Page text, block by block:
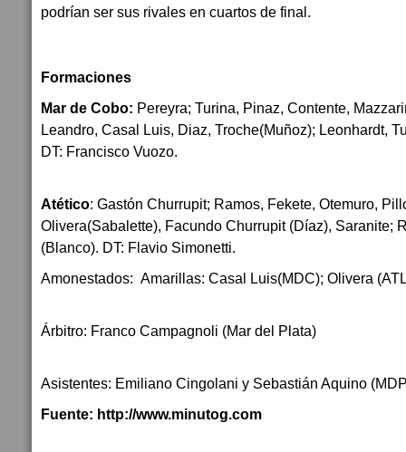
podrían ser sus rivales en cuartos de final.
Formaciones
Mar de Cobo: Pereyra; Turina, Pinaz, Contente,
Leandro, Casal Luis, Diaz, Troche(Muñoz); Leonhardt,
DT: Francisco Vuozo.
Atético: Gastón Churrupit; Ramos, Fekete, Otemuro,
Olivera(Sabalette), Facundo Churrupit (Díaz), Saranite;
(Blanco). DT: Flavio Simonetti.
Amonestados: Amarillas: Casal Luis(MDC); Olivera
Árbitro: Franco Campagnoli (Mar del Plata)
Asistentes: Emiliano Cingolani y Sebastián Aquino
Fuente: http://www.minutog.com